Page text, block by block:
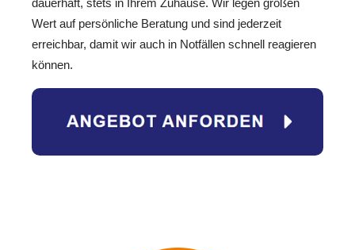
dauerhaft, stets in Ihrem Zuhause. Wir legen großen
Wert auf persönliche Beratung und sind jederzeit
erreichbar, damit wir auch in Notfällen schnell reagieren
können.